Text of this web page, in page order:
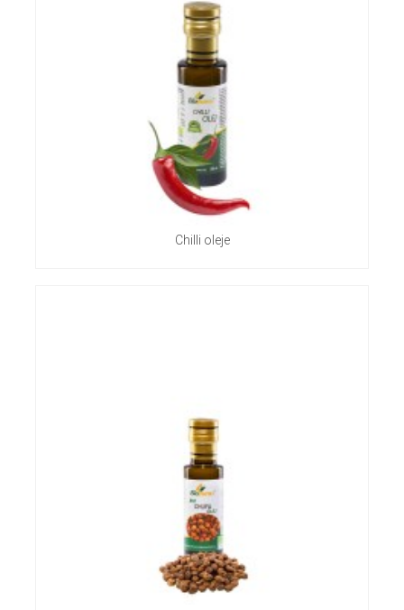
Chilli oleje